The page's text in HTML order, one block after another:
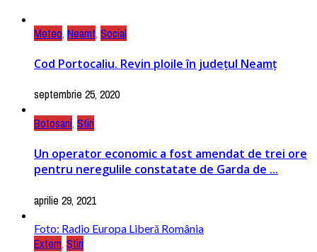
Meteo, Neamt, Social
Cod Portocaliu. Revin ploile în județul Neamț
septembrie 25, 2020
Botosani, Stiri
Un operator economic a fost amendat de trei ore
pentru neregulile constatate de Garda de ...
aprilie 29, 2021
Foto: Radio Europa Liberă România
Extern, Știri